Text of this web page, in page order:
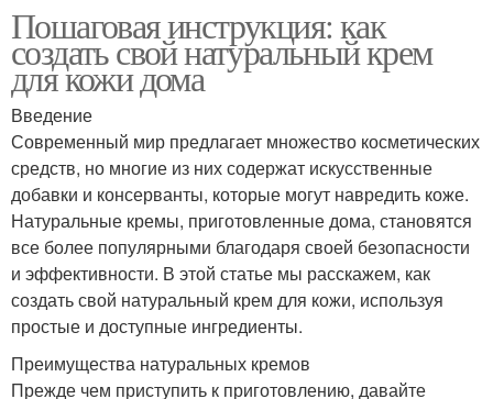
Пошаговая инструкция: как
создать свой натуральный крем
для кожи дома
Введение
Современный мир предлагает множество косметических
средств, но многие из них содержат искусственные
добавки и консерванты, которые могут навредить коже.
Натуральные кремы, приготовленные дома, становятся
все более популярными благодаря своей безопасности
и эффективности. В этой статье мы расскажем, как
создать свой натуральный крем для кожи, используя
простые и доступные ингредиенты.
Преимущества натуральных кремов
Прежде чем приступить к приготовлению, давайте